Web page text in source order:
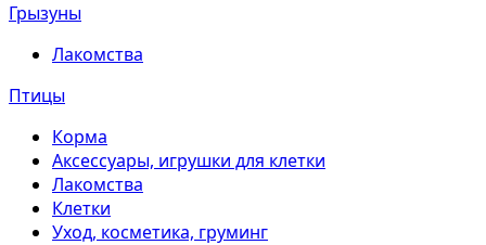
Грызуны
Лакомства
Птицы
Корма
Аксессуары, игрушки для клетки
Лакомства
Клетки
Уход, косметика, груминг